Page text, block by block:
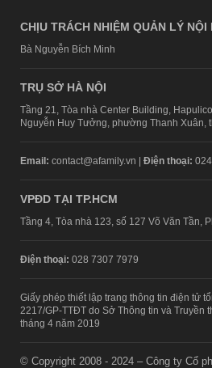
CHỊU TRÁCH NHIỆM QUẢN LÝ NỘI
Bà Nguyễn Bích Minh
TRỤ SỞ HÀ NỘI
Tầng 21, Tòa nhà Center Building,
Nguyễn Huy Tưởng, phường Thanh Xuân,
Email: contact@afamily.vn | Điện thoại:
VPĐD TẠI TP.HCM
Tầng 4, Tòa nhà 123, số 127 Võ Văn Tần,
Điện thoại: 028 7307 7979
Giấy phép thiết lập trang thông tin điện tử
2217/GP-TTĐT do Sở Thông tin và Truyền
tháng 4 năm 2019
© Copyright 2008 - 2024 – Công ty Cổ